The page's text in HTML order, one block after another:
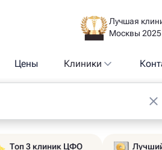
Лучшая
Москвы 2025
Цены Клиники
Топ 3 клиник ЦФО